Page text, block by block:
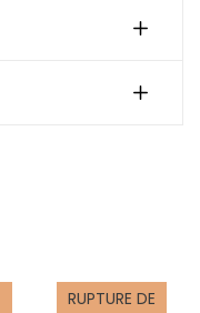
RUPTURE DE